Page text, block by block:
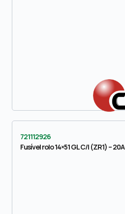
721112926
Fusível rolo 14×51 GL C/I (ZR1) – 20A